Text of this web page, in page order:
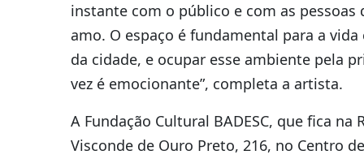
instante com o público e com as pessoas
amo. O espaço é fundamental para a
da cidade, e ocupar esse ambiente pela
vez é emocionante”, completa a artista.
A Fundação Cultural BADESC, que fica na
Visconde de Ouro Preto, 216, no Centro de